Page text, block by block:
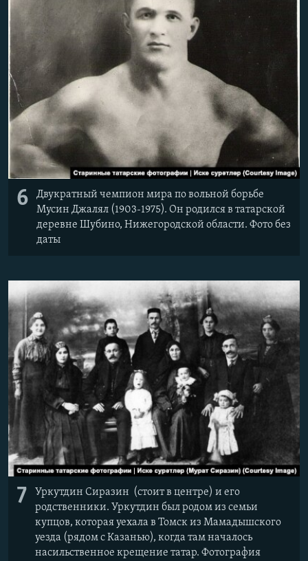
6
Двукратный чемпион мира по вольной борьбе
Мусин Джалял (1903-1975). Он родился в татарской
деревне Шубино, Нижегородской области. Фото без
даты
7
Уркутдин Сиразин (стоит в центре) и его
родственники. Уркутдин был родом из семьи
купцов, которая уехала в Томск из Мамадышского
уезда (рядом с Казанью), когда там началось
насильственное крещение татар. Фотография